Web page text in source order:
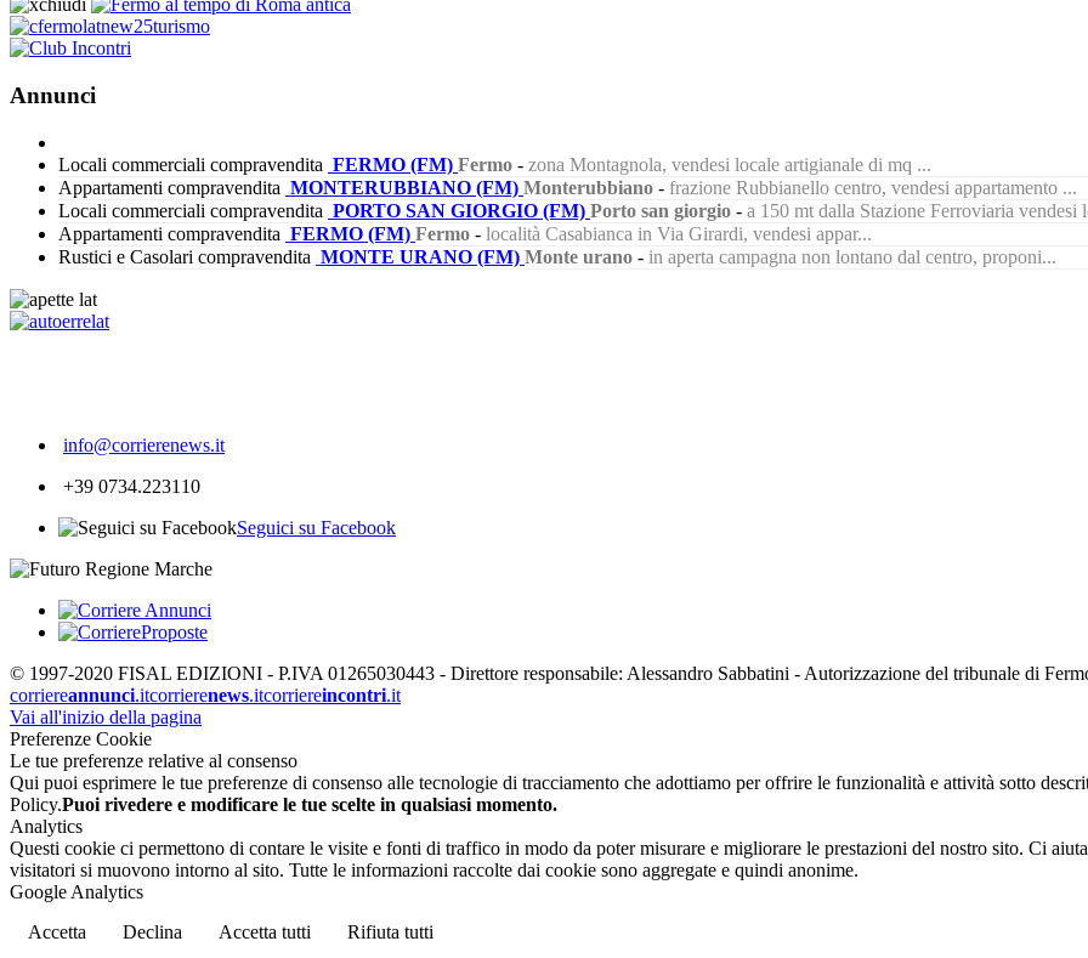
Annunci
Locali commerciali compravendita FERMO (FM) Fermo - zona Montagnola, vendesi locale artigianale di mq ...
Appartamenti compravendita MONTERUBBIANO (FM) Monterubbiano - frazione Rubbianello centro, vendesi appartamento ...
Locali commerciali compravendita PORTO SAN GIORGIO (FM) Porto san giorgio - a 150 mt dalla Stazione Ferroviaria vendesi
Appartamenti compravendita FERMO (FM) Fermo - località Casabianca in Via Girardi, vendesi appar...
Rustici e Casolari compravendita MONTE URANO (FM) Monte urano - in aperta campagna non lontano dal centro, proponi...
info@corrierenews.it
+39 0734.223110
Seguici su Facebook
© 1997-2020 FISAL EDIZIONI - P.IVA 01265030443 - Direttore responsabile: Alessandro Sabbatini - Autorizzazione del tribunale di
corriereannunci.itcorrierenews.itcorriereincontri.it
Vai all'inizio della pagina
Preferenze Cookie
Le tue preferenze relative al consenso
Qui puoi esprimere le tue preferenze di consenso alle tecnologie di tracciamento che adottiamo per offrire le funzionalità e attività sotto
Policy.Puoi rivedere e modificare le tue scelte in qualsiasi momento.
Analytics
Questi cookie ci permettono di contare le visite e fonti di traffico in modo da poter misurare e migliorare le prestazioni del nostro sito. Ci
visitatori si muovono intorno al sito. Tutte le informazioni raccolte dai cookie sono aggregate e quindi anonime.
Google Analytics
Accetta
Declina Accetta tutti Rifiuta tutti